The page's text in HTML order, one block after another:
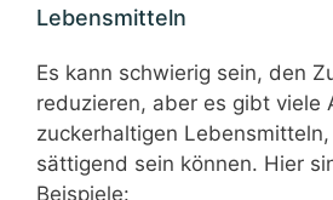
Lebensmitteln
Es kann schwierig sein, den
reduzieren, aber es gibt viele
zuckerhaltigen
sättigend sein können. Hier
Beispiele: